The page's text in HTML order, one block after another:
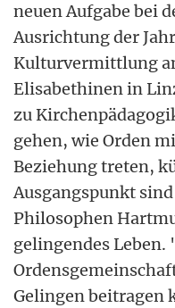
neuen Aufgabe bei
Ausrichtung der
Kulturvermittlung
Elisabethinen in
zu
gehen, wie Orden
Beziehung treten,
Ausgangspunkt
Philosophen
gelingendes Leben.
Gelingen beitragen